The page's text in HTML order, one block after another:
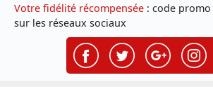
Votre fidélité récompensée : code
sur les réseaux sociaux